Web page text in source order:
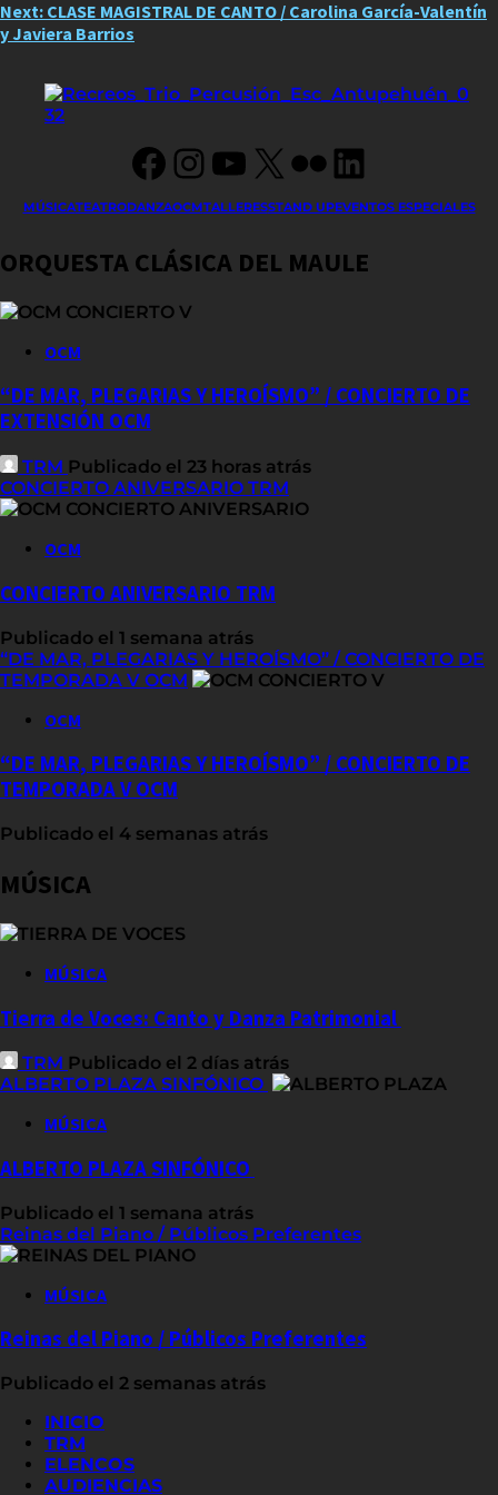
navigation
Next: CLASE MAGISTRAL DE CANTO / Carolina García-Valentín
y Javiera Barrios
Facebook
Instagram
YouTube
X FlickrLinkedIn
MÚSICATEATRODANZAOCMTALLERESSTAND UPEVENTOS ESPECIALES
ORQUESTA CLÁSICA DEL MAULE
OCM
“DE MAR, PLEGARIAS Y HEROÍSMO” / CONCIERTO DE
EXTENSIÓN OCM
TRM Publicado el 23 horas atrás
CONCIERTO ANIVERSARIO TRM
OCM
CONCIERTO ANIVERSARIO TRM
Publicado el 1 semana atrás
“DE MAR, PLEGARIAS Y HEROÍSMO” / CONCIERTO DE
TEMPORADA V OCM
OCM
“DE MAR, PLEGARIAS Y HEROÍSMO” / CONCIERTO DE
TEMPORADA V OCM
Publicado el 4 semanas atrás
MÚSICA
MÚSICA
Tierra de Voces: Canto y Danza Patrimonial
TRM Publicado el 2 días atrás
ALBERTO PLAZA SINFÓNICO
MÚSICA
ALBERTO PLAZA SINFÓNICO
Publicado el 1 semana atrás
Reinas del Piano / Públicos Preferentes
MÚSICA
Reinas del Piano / Públicos Preferentes
Publicado el 2 semanas atrás
INICIO
TRM
ELENCOS
AUDIENCIAS